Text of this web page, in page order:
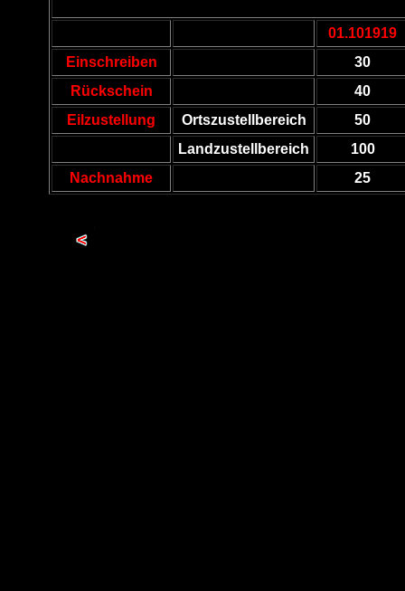
01.101919
Einschreiben
30
Rückschein
40
Eilzustellung
Ortszustellbereich
50
Landzustellbereich
100
Nachnahme
25